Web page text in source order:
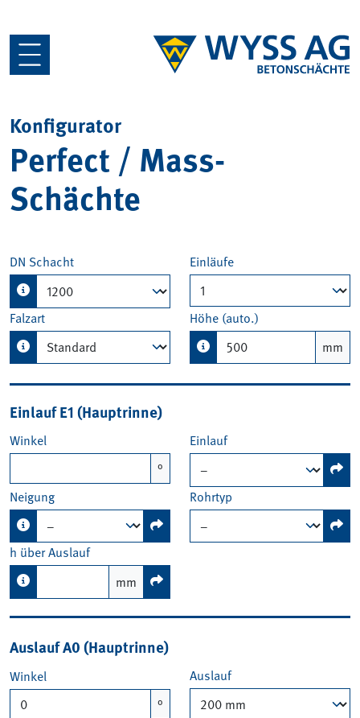
Konfigurator
Perfect / Mass-
Schächte
DN Schacht Einläufe
Falzart
Höhe (auto.)
mm
Einlauf E1 (Hauptrinne)
Winkel
°
Einlauf
Neigung Rohrtyp
h über Auslauf
mm
Auslauf A0 (Hauptrinne)
Winkel
°
Auslauf